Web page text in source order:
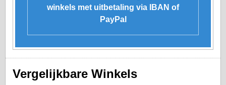
winkels met uitbetaling via IBAN of
PayPal
Vergelijkbare Winkels